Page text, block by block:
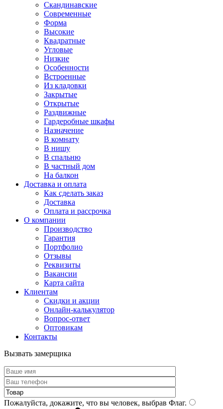
Скандинавские
Современные
Форма
Высокие
Квадратные
Угловые
Низкие
Особенности
Встроенные
Из кладовки
Закрытые
Открытые
Раздвижные
Гардеробные шкафы
Назначение
В комнату
В нишу
В спальню
В частный дом
На балкон
Доставка и оплата
Как сделать заказ
Доставка
Оплата и рассрочка
О компании
Производство
Гарантия
Портфолио
Отзывы
Реквизиты
Вакансии
Карта сайта
Клиентам
Скидки и акции
Онлайн-калькулятор
Вопрос-ответ
Оптовикам
Контакты
Вызвать замерщика
Пожалуйста, докажите, что вы человек, выбрав Флаг.